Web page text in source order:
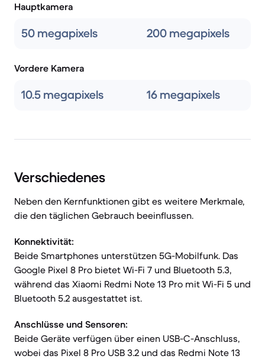
Hauptkamera
50 megapixels 200 megapixels
Vordere Kamera
10.5 megapixels 16 megapixels
Verschiedenes
Neben den Kernfunktionen gibt es weitere Merkmale,
die den täglichen Gebrauch beeinflussen.
Konnektivität:
Beide Smartphones unterstützen 5G-Mobilfunk. Das
Google Pixel 8 Pro bietet Wi-Fi 7 und Bluetooth 5.3,
während das Xiaomi Redmi Note 13 Pro mit Wi-Fi 5 und
Bluetooth 5.2 ausgestattet ist.
Anschlüsse und Sensoren:
Beide Geräte verfügen über einen USB-C-Anschluss,
wobei das Pixel 8 Pro USB 3.2 und das Redmi Note 13